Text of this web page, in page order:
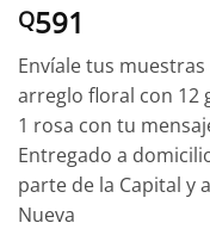
Q591
Envíale tus
arreglo floral con 12
1 rosa con tu
Entregado a
parte de la Capital y
Nueva